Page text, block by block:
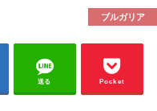
ブルガリア
送る Pocket